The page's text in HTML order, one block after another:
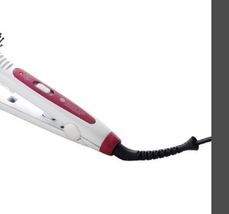
VINZポマード HOT（ス
ーパーホールド)